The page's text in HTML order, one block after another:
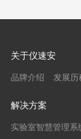
关于仪速安
品牌介绍 发展历
解决方案
实验室智慧管理系